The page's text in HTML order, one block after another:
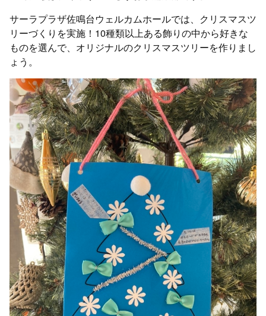
サーラプラザ佐鳴台ウェルカムホールでは、クリスマスツ
リーづくりを実施！10種類以上ある飾りの中から好きな
ものを選んで、オリジナルのクリスマスツリーを作りまし
ょう。